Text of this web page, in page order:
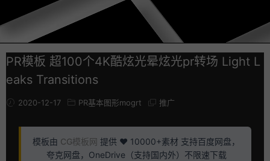
PR模板 超100个4K酷炫光晕炫光pr转场 Light L
eaks Transitions
2020-12-17 PR基本图形mogrt 推广
模板由 CG模板网 提供 ❤️ 10000+素材 支持百度网盘，
夸克网盘，OneDrive（支持国内外）不限速下载